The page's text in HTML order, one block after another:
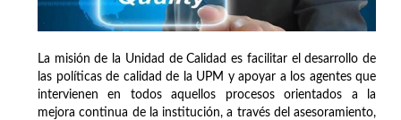
La misión de la Unidad de Calidad es facilitar el desarrollo de
las políticas de calidad de la UPM y apoyar a los agentes que
intervienen en todos aquellos procesos orientados a la
mejora continua de la institución, a través del asesoramiento,